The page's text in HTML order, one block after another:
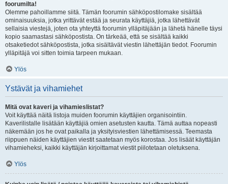
foorumilta!
Olemme pahoillamme siitä. Tämän foorumin sähköpostilomake sisältää
ominaisuuksia, jotka yrittävät estää ja seurata käyttäjiä, jotka lähettävät
sellaisia viestejä, joten ota yhteyttä foorumin ylläpitäjään ja lähetä hänelle täysi
kopio saamastasi sähköpostista. On tärkeää, että se sisältää kaikki
otsaketiedot sähköpostista, jotka sisältävät viestin lähettäjän tiedot. Foorumin
ylläpitäjä voi sitten toimia tarpeen mukaan.
Ylös
Ystävät ja vihamiehet
Mitä ovat kaveri ja vihamieslistat?
Voit käyttää näitä listoja muiden foorumin käyttäjien organisointiin.
Kaverilistalle lisätään käyttäjiä omien asetusten kautta. Tämä auttaa nopeasti
näkemään jos he ovat paikalla ja yksityisviestien lähettämisessä. Teemasta
riippuen näiden käyttäjien viestit saatetaan myös korostaa. Jos lisäät käyttäjän
vihamieheksi, kaikki käyttäjän kirjoittamat viestit piilotetaan oletuksena.
Ylös